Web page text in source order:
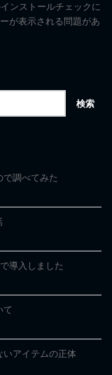
ンストールチェックに
が表示される問題があ
調べてみた
導入しました
て
いアイテムの正体